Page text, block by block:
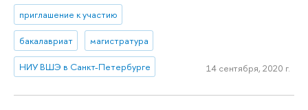
приглашение к участию
бакалавриат магистратура
НИУ ВШЭ в Санкт-Петербурге 14 сентября, 2020 г.